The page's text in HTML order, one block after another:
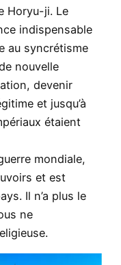
Horyu-ji. Le
indispensable
au syncrétisme
nouvelle
devenir
et jusqu’à
étaient
mondiale,
et est
Il n’a plus le
ne